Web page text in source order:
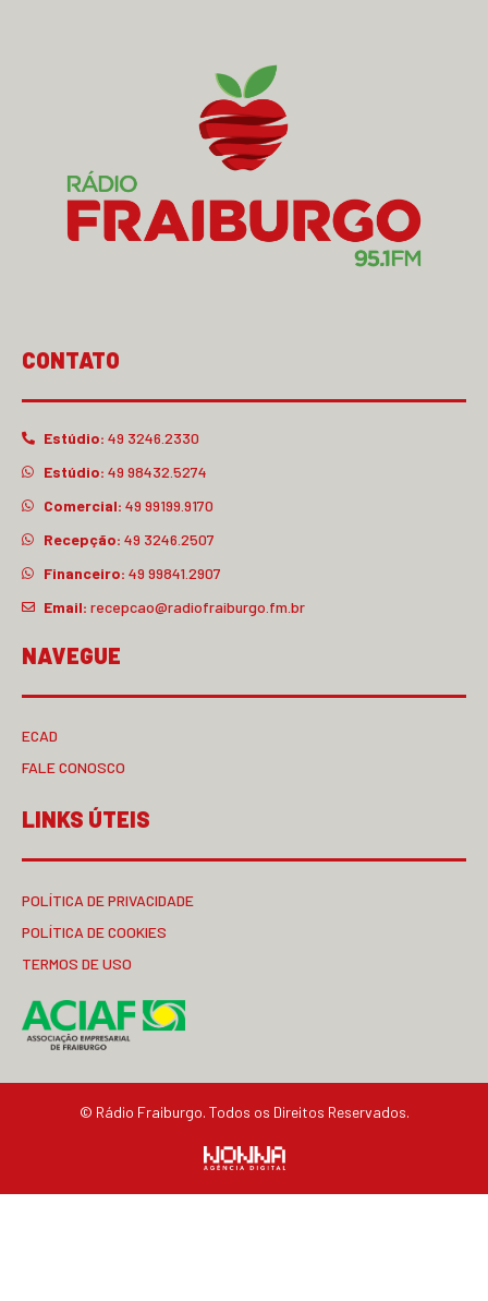
CONTATO
Estúdio: 49 3246.2330
Estúdio: 49 98432.5274
Comercial: 49 99199.9170
Recepção: 49 3246.2507
Financeiro: 49 99841.2907
Email: recepcao@radiofraiburgo.fm.br
NAVEGUE
ECAD
FALE CONOSCO
LINKS ÚTEIS
POLÍTICA DE PRIVACIDADE
POLÍTICA DE COOKIES
TERMOS DE USO
© Rádio Fraiburgo. Todos os Direitos Reservados.